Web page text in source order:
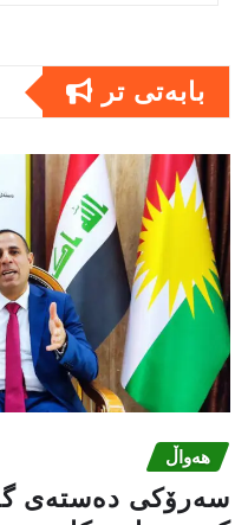
بابەتى تر
هەواڵ
سه‌رۆكی دەستەی